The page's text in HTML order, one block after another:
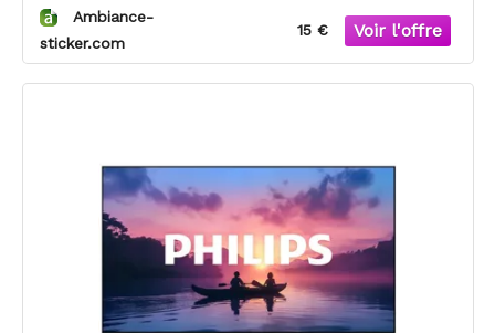
Ambiance-
sticker.com
15 €